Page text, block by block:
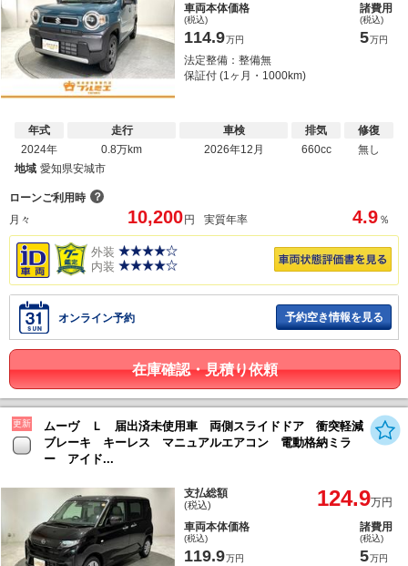
車両本体価格
(税込)
114.9万円
諸費用
(税込)
5万円
法定整備：整備無
保証付 (1ヶ月・1000km)
年式
2024年
走行
0.8万km
車検
2026年12月
排気
660cc
修復
無し
地域 愛知県安城市
ローンご利用時 ？
月々
10,200円 実質年率 4.9 ％
外装
内装
オンライン予約 予約空き情報を見る
在庫確認・見積り依頼
更新
ムーヴ Ｌ 届出済未使用車 両側スライドドア 衝突軽減
ブレーキ キーレス マニュアルエアコン 電動格納ミラ
ー アイド...
支払総額
(税込) 124.9万円
車両本体価格
(税込)
119.9万円
諸費用
(税込)
5万円